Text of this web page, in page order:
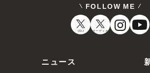
FOLLOW ME
CDJ オーディオ
ニュース